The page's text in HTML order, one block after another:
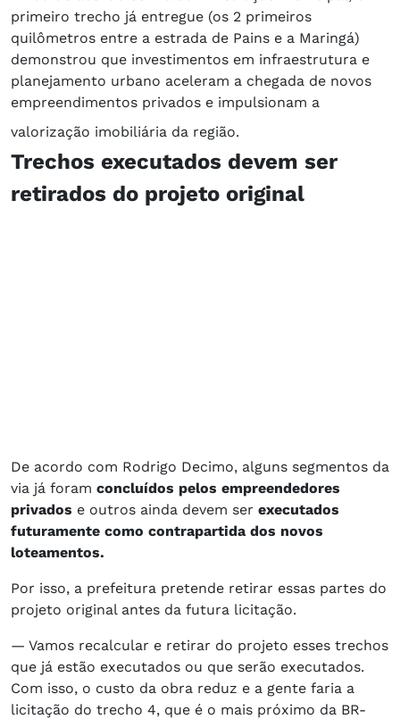
primeiro trecho já entregue (os 2 primeiros
quilômetros entre a estrada de Pains e a Maringá)
demonstrou que investimentos em infraestrutura e
planejamento urbano aceleram a chegada de novos
empreendimentos privados e impulsionam a
valorização imobiliária da região.
Trechos executados devem ser
retirados do projeto original
De acordo com Rodrigo Decimo, alguns segmentos da
via já foram concluídos pelos empreendedores
privados e outros ainda devem ser executados
futuramente como contrapartida dos novos
loteamentos.
Por isso, a prefeitura pretende retirar essas partes do
projeto original antes da futura licitação.
— Vamos recalcular e retirar do projeto esses trechos
que já estão executados ou que serão executados.
Com isso, o custo da obra reduz e a gente faria a
licitação do trecho 4, que é o mais próximo da BR-